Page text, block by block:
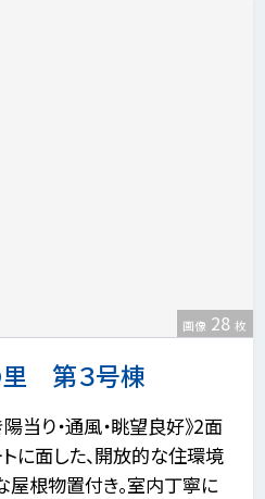
里 第３号棟
画像 28 枚
当り・通風・眺望良好》2面
に面した、開放的な住環境
根物置付き。室内丁寧に